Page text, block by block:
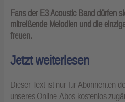
Fans der E3 Acoustic Band dürfen
mitreißende Melodien und die
freuen.
Jetzt weiterlesen
Dieser Text ist nur für Abonnenten
unseres Online-Abos kostenlos